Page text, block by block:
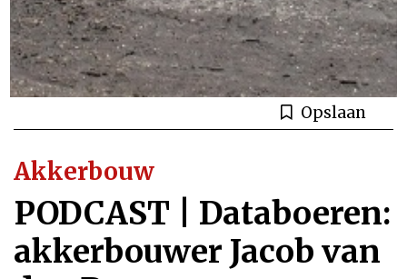
Opslaan
Akkerbouw
PODCAST | Databoeren:
akkerbouwer Jacob van